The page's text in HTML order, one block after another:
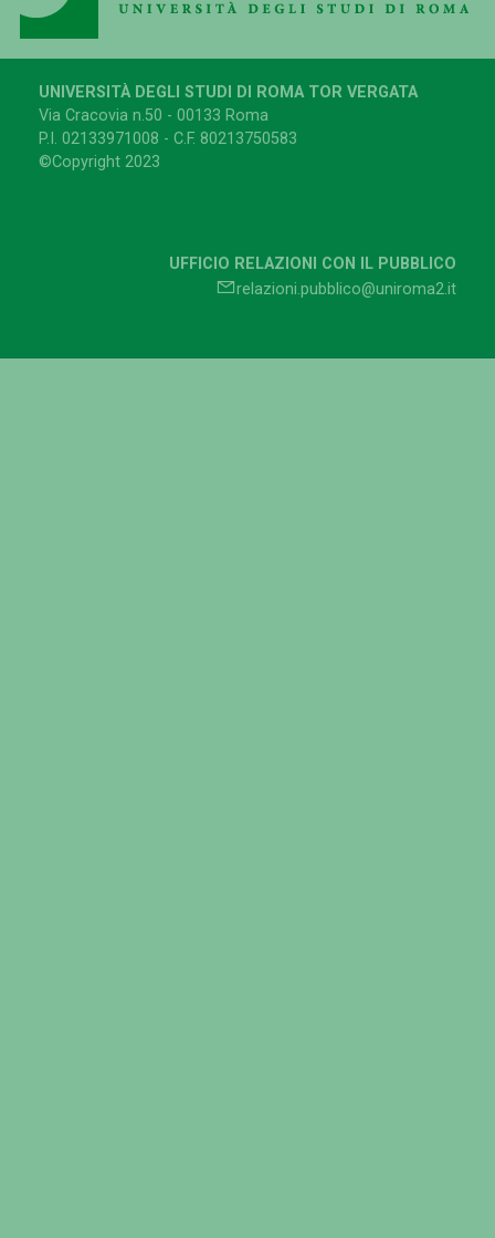
UNIVERSITÀ DEGLI STUDI DI ROMA TOR VERGATA
Via Cracovia n.50 - 00133 Roma
P.I. 02133971008 - C.F. 80213750583
©Copyright 2023
UFFICIO RELAZIONI CON IL PUBBLICO
relazioni.pubblico@uniroma2.it